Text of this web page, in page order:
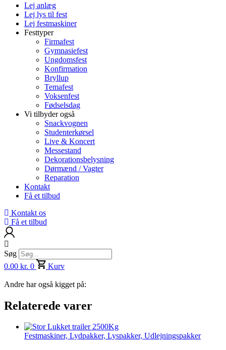
Lej anlæg
Lej lys til fest
Lej festmaskiner
Festtyper
Firmafest
Gymnasiefest
Ungdomsfest
Konfirmation
Bryllup
Temafest
Voksenfest
Fødselsdag
Vi tilbyder også
Snackvognen
Studenterkørsel
Live & Koncert
Messestand
Dekorationsbelysning
Dørmænd / Vagter
Reparation
Kontakt
Få et tilbud
Kontakt os
Få et tilbud
Søg
0.00 kr. 0 Kurv
Andre har også kigget på:
Relaterede varer
Festmaskiner, Lydpakker, Lyspakker, Udlejningspakker